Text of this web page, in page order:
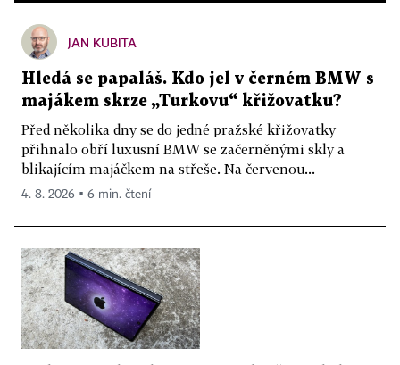
JAN KUBITA
Hledá se papaláš. Kdo jel v černém BMW s
majákem skrze „Turkovu“ křižovatku?
Před několika dny se do jedné pražské křižovatky
přihnalo obří luxusní BMW se začerněnými skly a
blikajícím majáčkem na střeše. Na červenou...
4. 8. 2026 ▪ 6 min. čtení